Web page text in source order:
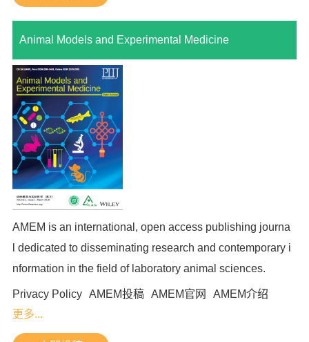
Animal Models and Experimental Medicine
AMEM is an international, open access publishing journa
l dedicated to disseminating research and contemporary i
nformation in the field of laboratory animal sciences.
Privacy Policy AMEM投稿 AMEM官网
AMEM介绍
更多...